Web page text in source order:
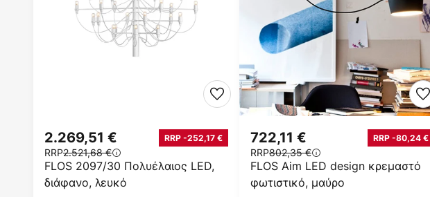
FLOS 2097/30 Πολυέλαιος LED,
διάφανο, λευκό
2.269,51 € RRP -252,17 €
RRP2.521,68 €
FLOS Aim LED design κρεμαστό
φωτιστικό, μαύρο
722,11 € RRP -80,24 €
RRP802,35 €